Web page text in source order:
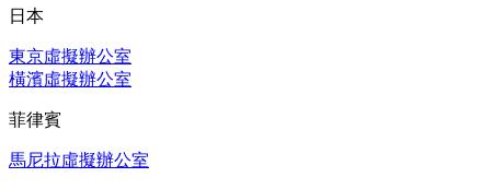
日本
東京虛擬辦公室
橫濱虛擬辦公室
菲律賓
馬尼拉虛擬辦公室